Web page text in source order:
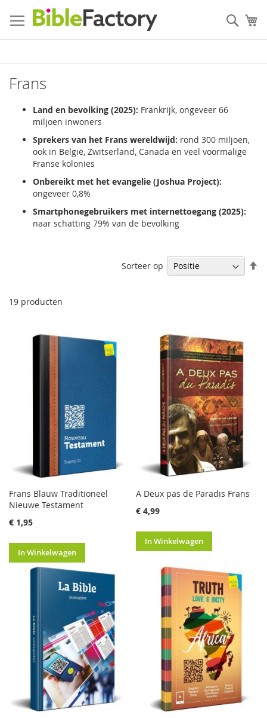
naar
de
inhoud
Zoek
Frans
Land en bevolking (2025): Frankrijk, ongeveer 66
miljoen inwoners
Sprekers van het Frans wereldwijd: rond 300 miljoen,
ook in België, Zwitserland, Canada en veel voormalige
Franse kolonies
Onbereikt met het evangelie (Joshua Project):
ongeveer 0,8%
Smartphonegebruikers met internettoegang (2025):
naar schatting 79% van de bevolking
19 producten
Sorteer op
Frans Blauw Traditioneel
Nieuwe Testament
€ 1,95
In Winkelwagen
A Deux pas de Paradis Frans
€ 4,99
In Winkelwagen